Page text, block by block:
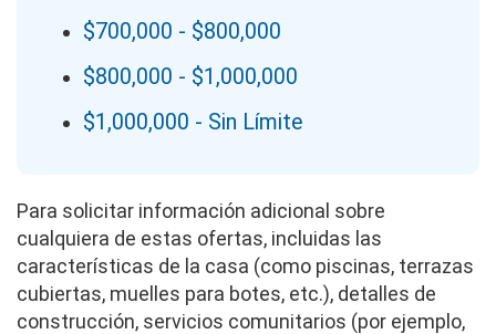
$700,000 - $800,000
$800,000 - $1,000,000
$1,000,000 - Sin Límite
Para solicitar información adicional sobre
cualquiera de estas ofertas, incluidas las
características de la casa (como piscinas, terrazas
cubiertas, muelles para botes, etc.), detalles de
construcción, servicios comunitarios (por ejemplo,